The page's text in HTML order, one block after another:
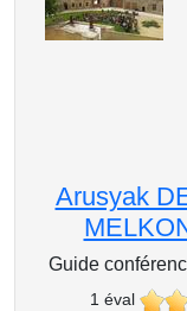
Arusyak
Guide
1 éval